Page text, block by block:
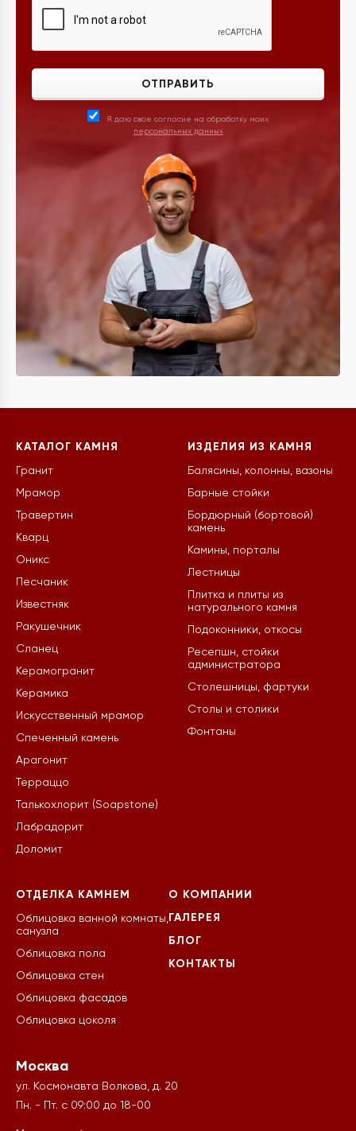
ОТПРАВИТЬ
Я даю свое согласие на обработку моих
персональных данных
КАТАЛОГ КАМНЯ
Гранит
Мрамор
Травертин
Кварц
Оникс
Песчаник
Известняк
Ракушечник
Сланец
Керамогранит
Керамика
Искусственный мрамор
Спеченный камень
Арагонит
Терраццо
Талькохлорит (Soapstone)
Лабрадорит
Доломит
ИЗДЕЛИЯ ИЗ КАМНЯ
Балясины, колонны, вазоны
Барные стойки
Бордюрный (бортовой)
камень
Камины, порталы
Лестницы
Плитка и плиты из
натурального камня
Подоконники, откосы
Ресепшн, стойки
администратора
Столешницы, фартуки
Столы и столики
Фонтаны
ОТДЕЛКА КАМНЕМ
Облицовка ванной комнаты,
санузла
Облицовка пола
Облицовка стен
Облицовка фасадов
Облицовка цоколя
О КОМПАНИИ
ГАЛЕРЕЯ
БЛОГ
КОНТАКТЫ
Москва
ул. Космонавта Волкова, д. 20
Пн. - Пт. с 09:00 до 18-00